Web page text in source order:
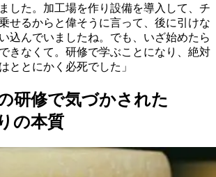
した。加工場を作り設備を導入して、チ
せるからと偉そうに言って、後に引けな
込んでいましたね。でも、いざ始めたら
きなくて。研修で学ぶことになり、絶対
ととにかく必死でした」
研修で気づかされた
の本質